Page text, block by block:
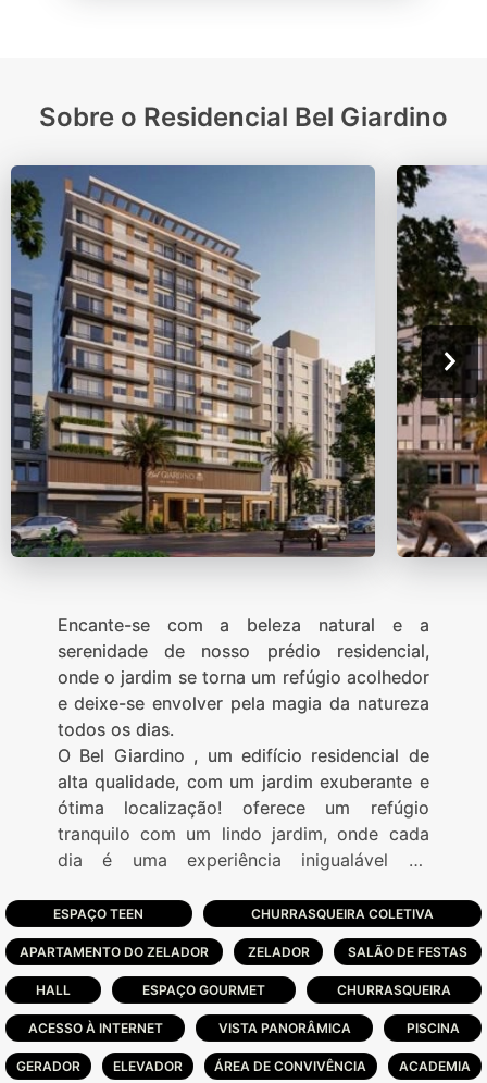
Sobre o Residencial Bel Giardino
Encante-se com a beleza natural e a
serenidade de nosso prédio residencial,
onde o jardim se torna um refúgio acolhedor
e deixe-se envolver pela magia da natureza
todos os dias.
O Bel Giardino , um edifício residencial de
alta qualidade, com um jardim exuberante e
ótima localização! oferece um refúgio
tranquilo com um lindo jardim, onde cada
dia é uma experiência inigualável de
natureza. Desperte seus sentidos e viva a
vida dos seus sonhos em nosso prédio
residencial de
alta qualidade, perfeitamente localizado em
uma cidade litorânea.
Área de lazer completa no Rooftop: FIRE
ESPAÇO TEEN CHURRASQUEIRA COLETIVA
APARTAMENTO DO ZELADOR ZELADOR SALÃO DE FESTAS
HALL ESPAÇO GOURMET CHURRASQUEIRA
ACESSO À INTERNET VISTA PANORÂMICA PISCINA
GERADOR ELEVADOR ÁREA DE CONVIVÊNCIA ACADEMIA